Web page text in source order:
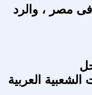
مصر ، والرد
العربية